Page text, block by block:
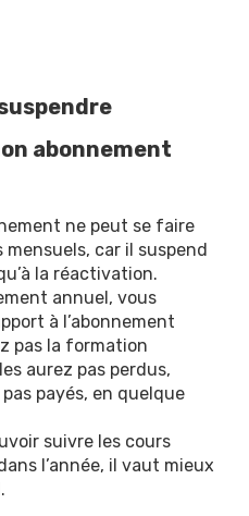
abonnement
ne peut se faire
mensuels, car il suspend
la réactivation.
annuel, vous
à l’abonnement
pas la formation
aurez pas perdus,
payés, en quelque
suivre les cours
l’année, il vaut mieux